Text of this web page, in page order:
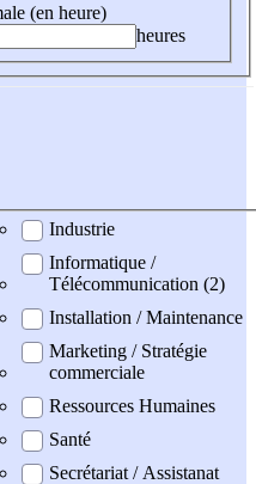
(en heure)
heures
Industrie
Informatique /
Télécommunication (2)
Installation / Maintenance
Marketing / Stratégie
commerciale
Ressources Humaines
Santé
Secrétariat / Assistanat